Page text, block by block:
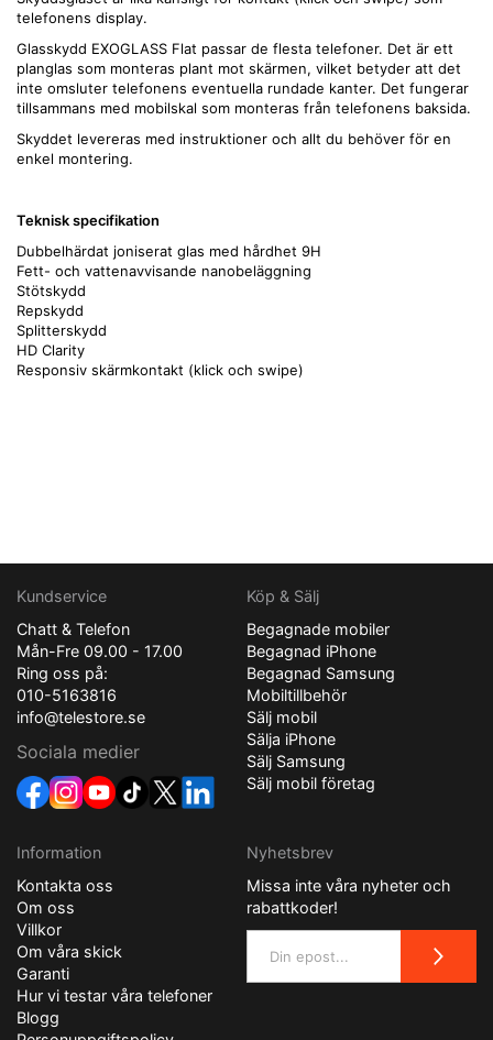
telefonens display.
Glasskydd EXOGLASS Flat passar de flesta telefoner. Det är ett
planglas som monteras plant mot skärmen, vilket betyder att det
inte omsluter telefonens eventuella rundade kanter. Det fungerar
tillsammans med mobilskal som monteras från telefonens baksida.
Skyddet levereras med instruktioner och allt du behöver för en
enkel montering.
Teknisk specifikation
Dubbelhärdat joniserat glas med hårdhet 9H
Fett- och vattenavvisande nanobeläggning
Stötskydd
Repskydd
Splitterskydd
HD Clarity
Responsiv skärmkontakt (klick och swipe)
Kundservice
Chatt & Telefon
Mån-Fre 09.00 - 17.00
Ring oss på:
010-5163816
info@telestore.se
Sociala medier
Köp & Sälj
Begagnade mobiler
Begagnad iPhone
Begagnad Samsung
Mobiltillbehör
Sälj mobil
Sälja iPhone
Sälj Samsung
Sälj mobil företag
Information
Kontakta oss
Om oss
Villkor
Om våra skick
Garanti
Hur vi testar våra telefoner
Blogg
Nyhetsbrev
Missa inte våra nyheter och
rabattkoder!